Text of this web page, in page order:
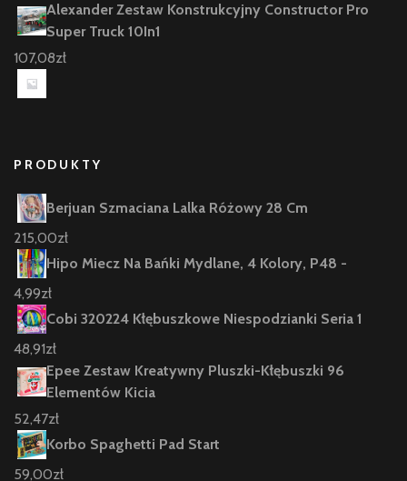
Alexander Zestaw Konstrukcyjny Constructor Pro
Super Truck 10In1
107,08zł
PRODUKTY
Berjuan Szmaciana Lalka Różowy 28 Cm
215,00zł
Hipo Miecz Na Bańki Mydlane, 4 Kolory, P48 -
4,99zł
Cobi 320224 Kłębuszkowe Niespodzianki Seria 1
48,91zł
Epee Zestaw Kreatywny Pluszki-Kłębuszki 96
Elementów Kicia
52,47zł
Korbo Spaghetti Pad Start
59,00zł